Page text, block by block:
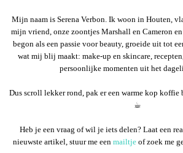
Mijn naam is Serena Verbon. Ik woon in Houten,
mijn vriend, onze zoontjes Marshall en Cameron
begon als een passie voor beauty, groeide uit tot
wat mij blij maakt: make-up en skincare,
persoonlijke momenten uit het
Dus scroll lekker rond, pak er een warme kop
☕︎
Heb je een vraag of wil je iets delen? Laat een
nieuwste artikel, stuur me een mailtje of zoek me